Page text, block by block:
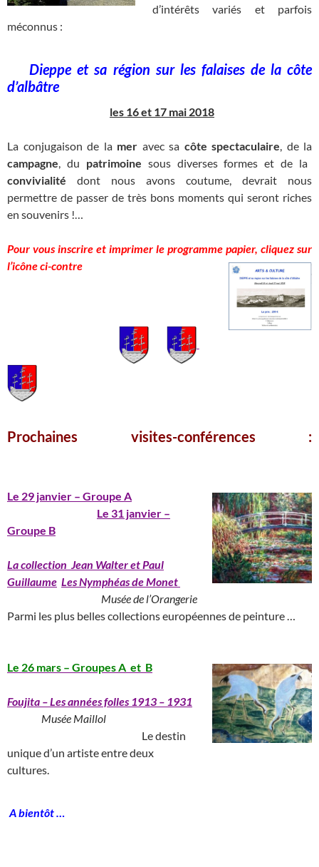
d’intérêts variés et parfois
méconnus :
_Dieppe et sa région sur les falaises de la côte
d’albâtre
les 16 et 17 mai 2018
La conjugaison de la mer avec sa côte spectaculaire, de la
campagne, du patrimoine sous diverses formes et de la
convivialité dont nous avons coutume, devrait nous
permettre de passer de très bons moments qui seront riches
en souvenirs !…
Pour vous inscrire et imprimer le programme papier, cliquez sur
l’icône ci-contre
Prochaines visites-conférences :
Le 29 janvier – Groupe A
Le 31 janvier –
Groupe B
La collection Jean Walter et Paul
Guillaume Les Nymphéas de Monet
Musée de l’Orangerie
Parmi les plus belles collections européennes de peinture …
Le 26 mars – Groupes A et B
Foujita – Les années folles 1913 – 1931
Musée Maillol
Le destin
unique d’un artiste entre deux
cultures.
A bientôt …